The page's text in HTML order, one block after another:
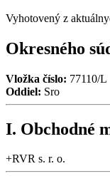
Vyhotovený z
Okresného
Vložka číslo: 77110/L
Oddiel: Sro
I. Obchodné
+RVR s. r. o.